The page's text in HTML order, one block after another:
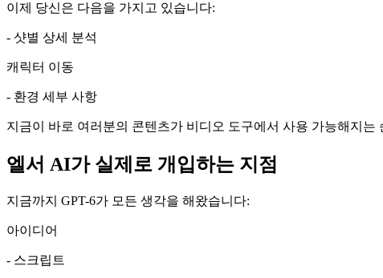
이제 당신은 다음을 가지고 있습니다:
- 샷별 상세 분석
캐릭터 이동
- 환경 세부 사항
지금이 바로 여러분의 콘텐츠가 비디오 도구에서 사용 가능해지는
엘서 AI가 실제로 개입하는 지점
지금까지 GPT-6가 모든 생각을 해왔습니다:
아이디어
- 스크립트